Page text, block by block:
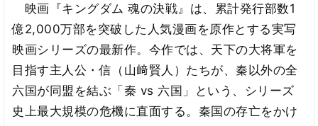
映画『キングダム 魂の決戦』は、累計発行部数1
億2,000万部を突破した人気漫画を原作とする実写
映画シリーズの最新作。今作では、天下の大将軍を
目指す主人公・信（山﨑賢人）たちが、秦以外の全
六国が同盟を結ぶ「秦 vs 六国」という、シリーズ
史上最大規模の危機に直面する。秦国の存亡をかけ